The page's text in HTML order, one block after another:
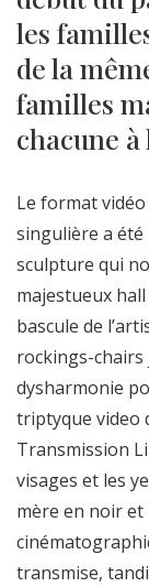
les
de la
familles
chacune
Le format
singulière a été
sculpture qui
majestueux hall
bascule de
rockings-
dysharmonie
triptyque video
Transmission
visages et les
mère en noir et
transmise,